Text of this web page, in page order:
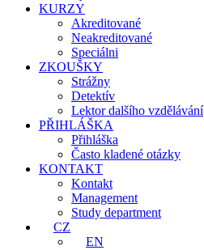
KURZY
Akreditované
Neakreditované
Speciálni
ZKOUŠKY
Strážny
Detektív
Lektor dalšího vzdělávání
PŘIHLÁŠKA
Přihláška
Často kladené otázky
KONTAKT
Kontakt
Management
Study department
CZ
EN